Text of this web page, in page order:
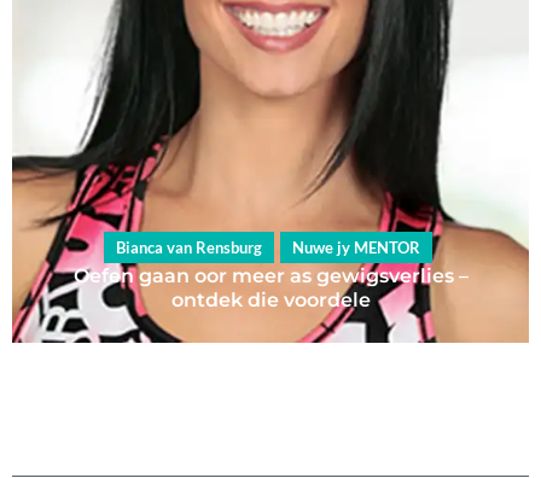
Bianca van Rensburg Nuwe jy MENTOR
Oefen gaan oor meer as gewigsverlies –
ontdek die voordele